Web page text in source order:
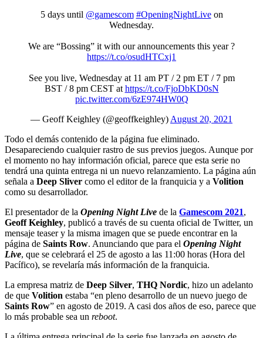
5 days until @gamescom #OpeningNightLiveon
Wednesday.
We are “Bossing” it with our announcements this year ?
https://t.co/osudHTCxj1
See you live, Wednesday at 11 am PT / 2 pm ET / 7 pm
BST / 8 pm CEST at https://t.co/FjoDbKD0sN
pic.twitter.com/6zE974HW0Q
— Geoff Keighley (@geoffkeighley) August 20, 2021
Todo el demás contenido de la página fue eliminado.
Desapareciendo cualquier rastro de sus previos juegos. Aunque por
el momento no hay información oficial, parece que esta serie no
tendrá una quinta entrega ni un nuevo relanzamiento. La página aún
señala a Deep Sliver como el editor de la franquicia y a Volition
como su desarrollador.
El presentador de la Opening Night Live de la Gamescom 2021,
Geoff Keighley, publicó a través de su cuenta oficial de Twitter, un
mensaje teaser y la misma imagen que se puede encontrar en la
página de Saints Row. Anunciando que para el Opening Night
Live, que se celebrará el 25 de agosto a las 11:00 horas (Hora del
Pacífico), se revelaría más información de la franquicia.
La empresa matriz de Deep Silver, THQ Nordic, hizo un adelanto
de que Volition estaba “en pleno desarrollo de un nuevo juego de
Saints Row” en agosto de 2019. A casi dos años de eso, parece que
lo más probable sea un reboot.